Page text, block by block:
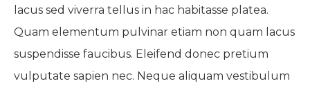
lacus sed viverra tellus in hac habitasse platea.
Quam elementum pulvinar etiam non quam lacus
suspendisse faucibus. Eleifend donec pretium
vulputate sapien nec. Neque aliquam vestibulum